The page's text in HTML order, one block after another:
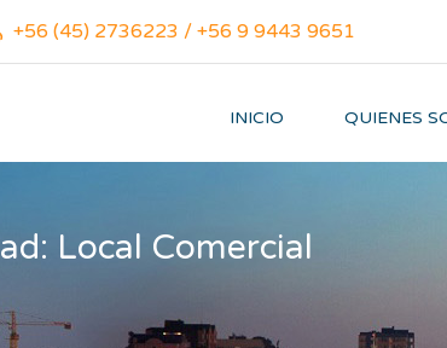
+56 (45) 2736223 / +56 9 9443 9651
INICIO QUIENES
Local Comercial